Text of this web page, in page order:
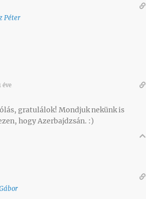
Péter
éve
gratulálok! Mondjuk nekünk is
hogy Azerbajdzsán. :)